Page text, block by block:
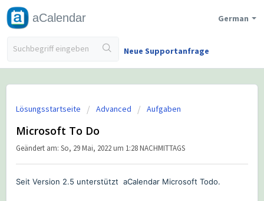
aCalendar German
Neue Supportanfrage
Lösungsstartseite Advanced Aufgaben
Microsoft To Do
Geändert am: So, 29 Mai, 2022 um 1:28 NACHMITTAGS
Seit Version 2.5 unterstützt aCalendar Microsoft Todo.